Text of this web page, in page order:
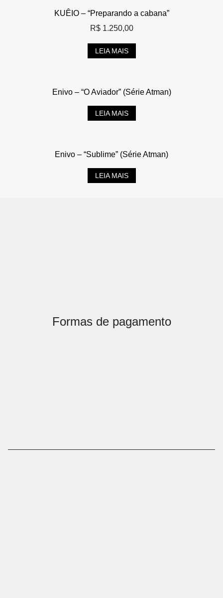
KUÊIO – “Preparando a cabana”
R$1.250,00
LEIA MAIS
Enivo – “O Aviador” (Série Atman)
LEIA MAIS
Enivo – “Sublime” (Série Atman)
LEIA MAIS
Formas de pagamento